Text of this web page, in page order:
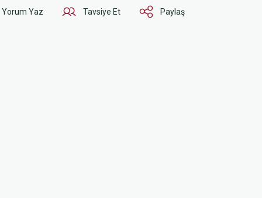
Yorum Yaz Tavsiye Et Paylaş